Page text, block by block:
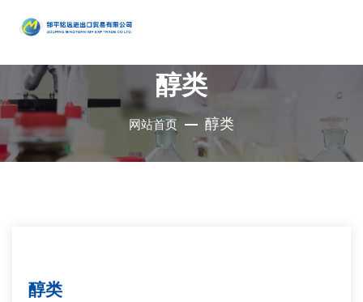
产品
中心
公司是集地质勘
探、铜钼采选、
剂、分子
醚类
醇类
•胺类
烃类
醇类
网站首页 醇类
醇类